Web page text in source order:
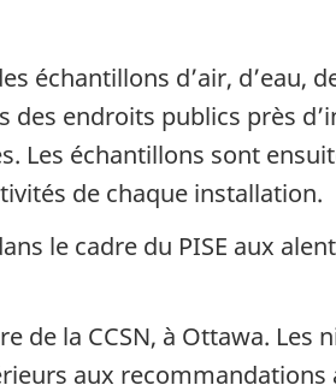
échantillons d’air, d’eau,
endroits publics près
Les échantillons sont
de chaque installation.
le cadre du PISE aux
de la CCSN, à Ottawa. Les
aux